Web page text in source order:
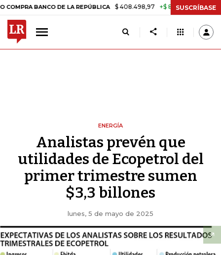
BANCO DE LA REPÚBLICA $ 408.498,97 +$ 8.753,81 +2,19% TASA
SUSCRÍBASE
ENERGÍA
Analistas prevén que
utilidades de Ecopetrol del
primer trimestre sumen
$3,3 billones
lunes, 5 de mayo de 2025